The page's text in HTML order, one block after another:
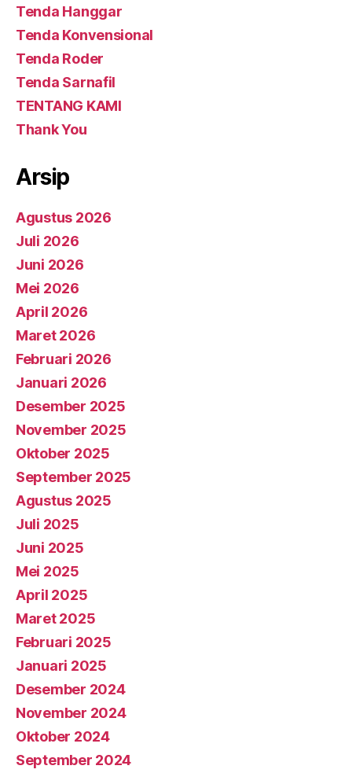
Tenda Hanggar
Tenda Konvensional
Tenda Roder
Tenda Sarnafil
TENTANG KAMI
Thank You
Arsip
Agustus 2026
Juli 2026
Juni 2026
Mei 2026
April 2026
Maret 2026
Februari 2026
Januari 2026
Desember 2025
November 2025
Oktober 2025
September 2025
Agustus 2025
Juli 2025
Juni 2025
Mei 2025
April 2025
Maret 2025
Februari 2025
Januari 2025
Desember 2024
November 2024
Oktober 2024
September 2024